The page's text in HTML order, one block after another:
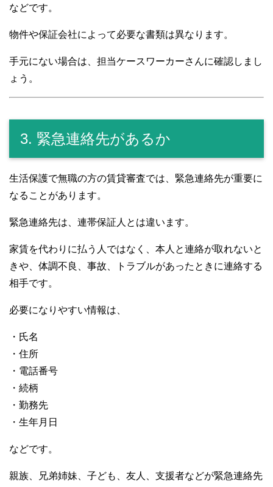
などです。
物件や保証会社によって必要な書類は異なります。
手元にない場合は、担当ケースワーカーさんに確認しまし
ょう。
3. 緊急連絡先があるか
生活保護で無職の方の賃貸審査では、緊急連絡先が重要に
なることがあります。
緊急連絡先は、連帯保証人とは違います。
家賃を代わりに払う人ではなく、本人と連絡が取れないと
きや、体調不良、事故、トラブルがあったときに連絡する
相手です。
必要になりやすい情報は、
・氏名
・住所
・電話番号
・続柄
・勤務先
・生年月日
などです。
親族、兄弟姉妹、子ども、友人、支援者などが緊急連絡先